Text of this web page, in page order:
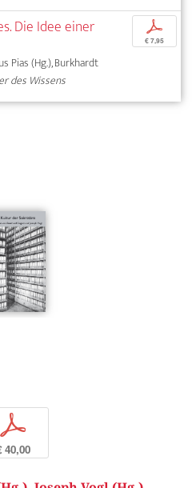
Die Idee einer
Pias (Hg.), Burkhardt
des Wissens
p
€ 7,95
p
40,00